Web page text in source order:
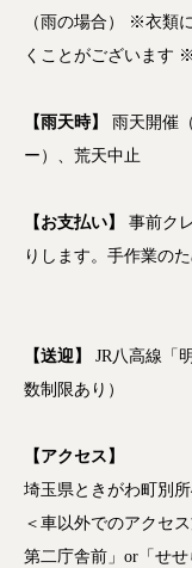
（雨の場合） ※衣類
くことがございます
【雨天時】 雨天開催
ー）、荒天中止
【お支払い】
事前ク
りします。手作業の
【送迎】 JR八高線「
数制限あり）
【アクセス】
埼玉県ときがわ町別
＜車以外でのアクセ
第二庁舎前」or「せせ